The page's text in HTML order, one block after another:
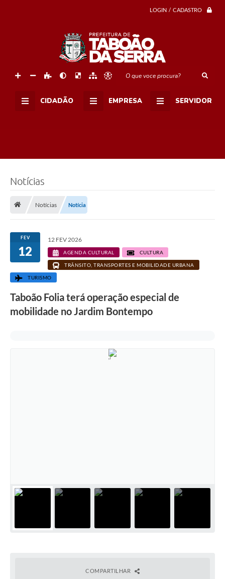
LOGIN / CADASTRO
O que voce procura?
CIDADÃO EMPRESA SERVIDOR
Notícias
Notícias Notícia
FEV
12
12 FEV 2026
AGENDA CULTURAL CULTURA
TRÂNSITO, TRANSPORTES E MOBILIDADE URBANA
TURISMO
Taboão Folia terá operação especial de
mobilidade no Jardim Bontempo
COMPARTILHAR